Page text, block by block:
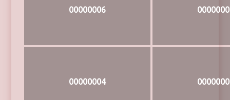
00000006
00000004